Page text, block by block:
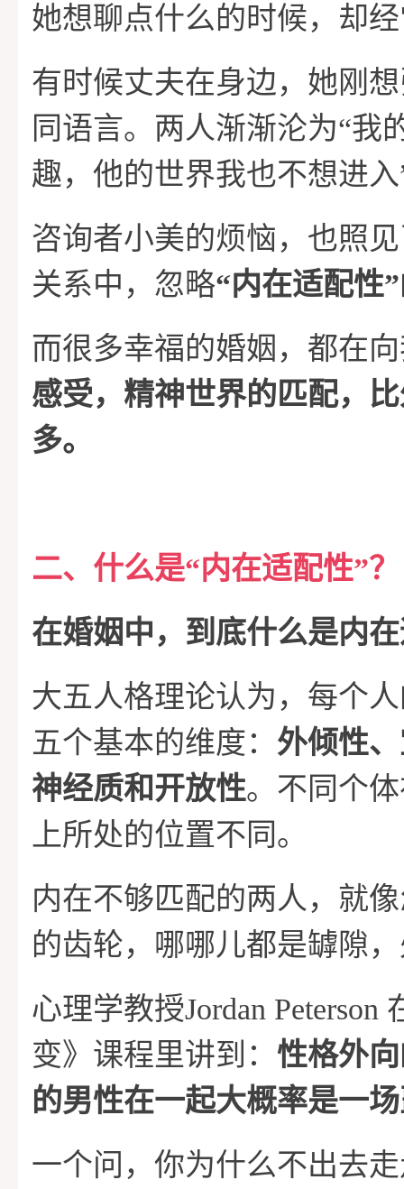
她想聊点什么的时候，却
有时候丈夫在身边，她刚
同语言。两人渐渐沦为“我
趣，他的世界我也不想进
咨询者小美的烦恼，也照
关系中，忽略“内在适配性”
而很多幸福的婚姻，都在
感受，精神世界的匹配，
多。
二、什么是“内在适配性”？
在婚姻中，到底什么是内
大五人格理论认为，每个
五个基本的维度： 外倾性
神经质和开放性。不同个
上所处的位置不同。
内在不够匹配的两人，就
的齿轮，哪哪儿都是罅隙
心理学教授Jordan Peterson
变》课程里讲到： 性格外
的男性在一起大概率是一
一个问，你为什么不出去